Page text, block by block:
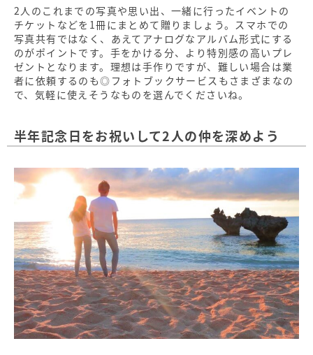
2人のこれまでの写真や思い出、一緒に行ったイベントの
チケットなどを1冊にまとめて贈りましょう。スマホでの
写真共有ではなく、あえてアナログなアルバム形式にする
のがポイントです。手をかける分、より特別感の高いプレ
ゼントとなります。理想は手作りですが、難しい場合は業
者に依頼するのも◎フォトブックサービスもさまざまなの
で、気軽に使えそうなものを選んでくださいね。
半年記念日をお祝いして2人の仲を深めよう